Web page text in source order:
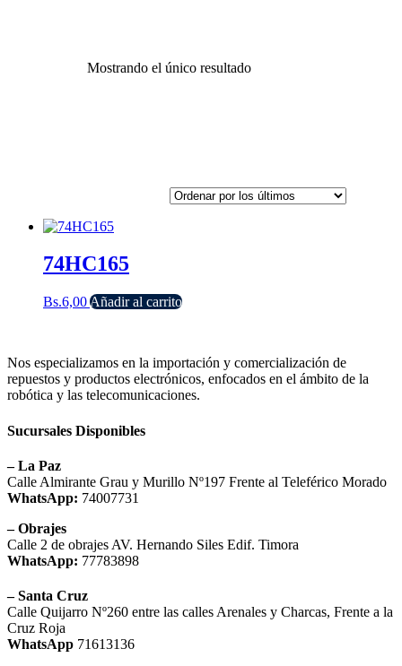
Mostrando el único resultado
74HC165
Bs.6,00Añadir al carrito
Nos especializamos en la importación y comercialización de
repuestos y productos electrónicos, enfocados en el ámbito de la
robótica y las telecomunicaciones.
Sucursales Disponibles
– La Paz
Calle Almirante Grau y Murillo Nº197 Frente al Teleférico Morado
WhatsApp: 74007731
– Obrajes
Calle 2 de obrajes AV. Hernando Siles Edif. Timora
WhatsApp: 77783898
– Santa Cruz
Calle Quijarro Nº260 entre las calles Arenales y Charcas, Frente a la
Cruz Roja
WhatsApp 71613136